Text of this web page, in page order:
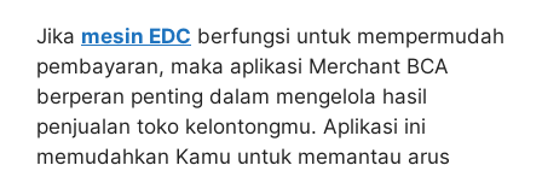
Jika mesin EDC berfungsi untuk mempermudah
pembayaran, maka aplikasi Merchant BCA
berperan penting dalam mengelola hasil
penjualan toko kelontongmu. Aplikasi ini
memudahkan Kamu untuk memantau arus